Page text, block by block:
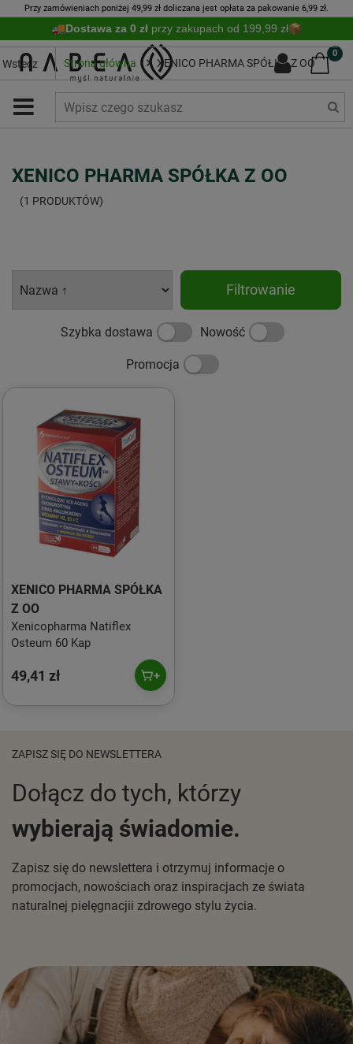
Przy zamówieniach poniżej 49,99 zł doliczana jest opłata za pakowanie 6,99 zł.
Dostawa za 0 zł przy zakupach od 199,99 zł
0
Wstecz Strona główna XENICO PHARMA SPÓŁKA Z OO
XENICO PHARMA SPÓŁKA Z OO
(1 PRODUKTÓW)
Filtrowanie
Szybka dostawa Nowość
Promocja
XENICO PHARMA SPÓŁKA
Z OO
Xenicopharma Natiflex
Osteum 60 Kap
49,41 zł
ZAPISZ SIĘ DO NEWSLETTERA
Dołącz do tych, którzy
wybierają świadomie.
Zapisz się do newslettera i otrzymuj informacje o
promocjach, nowościach oraz inspiracjach ze świata
naturalnej pielęgnacjii zdrowego stylu życia.